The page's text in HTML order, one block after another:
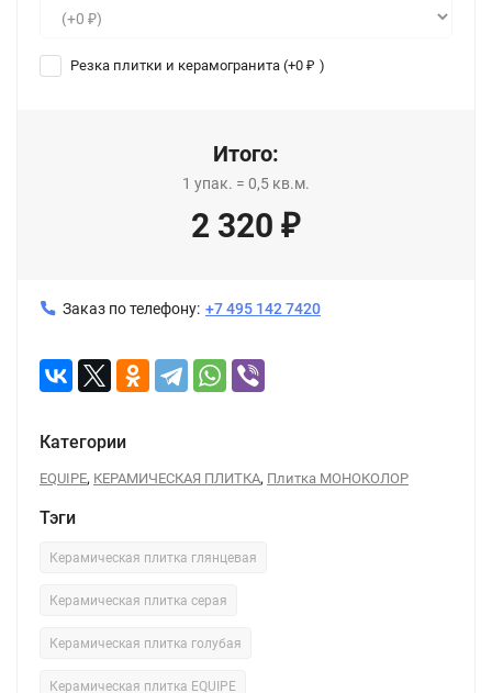
Резка плитки и керамогранита (+0 ₽ )
Итого:
1 упак. = 0,5 кв.м.
2 320 ₽
Заказ по телефону: +7 495 142 7420
Категории
EQUIPE, КЕРАМИЧЕСКАЯ ПЛИТКА, Плитка МОНОКОЛОР
Тэги
Керамическая плитка глянцевая
Керамическая плитка серая
Керамическая плитка голубая
Керамическая плитка EQUIPE